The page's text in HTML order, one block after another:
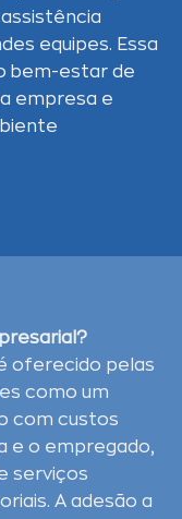
equipes. Essa
bem-estar de
empresa e
oferecido pelas
como um
com custos
e o empregado,
serviços
A adesão a